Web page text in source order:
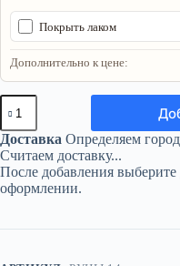
Покрыть лаком
Дополнительно к цене:
Количество
товара
Набор
рун
«Древо»
—
25
из
Доставка Определяем
Считаем доставку...
После добавления
оформлении.